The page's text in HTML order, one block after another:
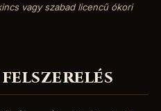
vagy szabad licencű ókori
felszerelés